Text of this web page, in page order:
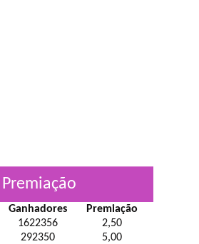
Premiação
Ganhadores
Premiação
1622356
2,50
292350
5,00